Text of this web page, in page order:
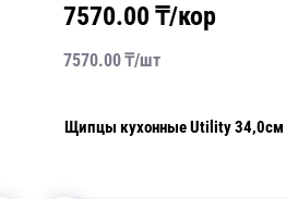
7570.00 ₸/кор
7570.00₸/шт
Щипцы кухонные Utility 34,0см